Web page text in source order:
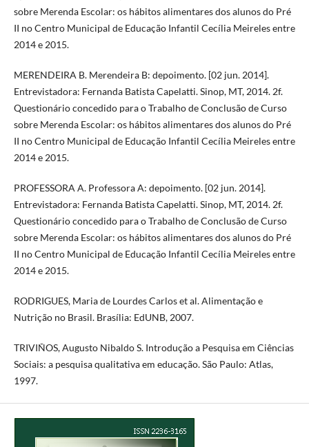
sobre Merenda Escolar: os hábitos alimentares dos alunos do Pré
II no Centro Municipal de Educação Infantil Cecília Meireles entre
2014 e 2015.
MERENDEIRA B. Merendeira B: depoimento. [02 jun. 2014].
Entrevistadora: Fernanda Batista Capelatti. Sinop, MT, 2014. 2f.
Questionário concedido para o Trabalho de Conclusão de Curso
sobre Merenda Escolar: os hábitos alimentares dos alunos do Pré
II no Centro Municipal de Educação Infantil Cecília Meireles entre
2014 e 2015.
PROFESSORA A. Professora A: depoimento. [02 jun. 2014].
Entrevistadora: Fernanda Batista Capelatti. Sinop, MT, 2014. 2f.
Questionário concedido para o Trabalho de Conclusão de Curso
sobre Merenda Escolar: os hábitos alimentares dos alunos do Pré
II no Centro Municipal de Educação Infantil Cecília Meireles entre
2014 e 2015.
RODRIGUES, Maria de Lourdes Carlos et al. Alimentação e
Nutrição no Brasil. Brasília: EdUNB, 2007.
TRIVIÑOS, Augusto Nibaldo S. Introdução a Pesquisa em Ciências
Sociais: a pesquisa qualitativa em educação. São Paulo: Atlas,
1997.